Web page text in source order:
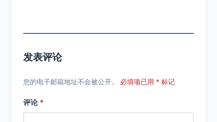
发表评论
您的电子邮箱地址不会被公开。 必填项已用 * 标记
评论 *